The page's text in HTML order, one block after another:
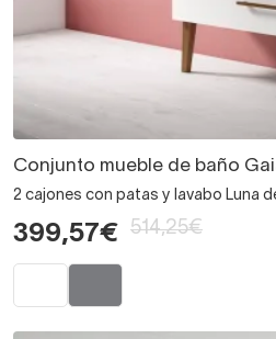
Conjunto mueble de baño
2 cajones con patas y lavabo Luna
399,57€ 514,25€